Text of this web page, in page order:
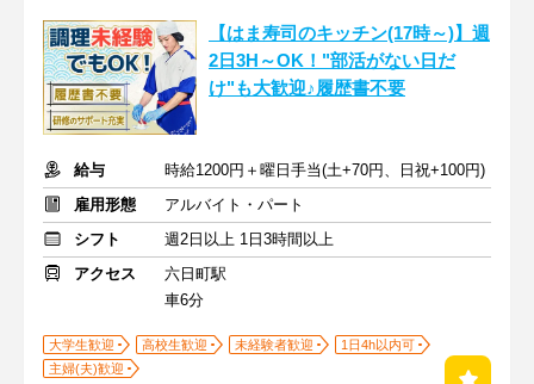
【はま寿司のキッチン(17時～)】週
2日3H～OK！"部活がない日だ
け"も大歓迎♪履歴書不要
給与
時給1200円＋曜日手当(土+70円、日祝+100円)
雇用形態
アルバイト・パート
シフト
週2日以上 1日3時間以上
アクセス
六日町駅
車6分
大学生歓迎 高校生歓迎 未経験者歓迎
1日4h以内可
主婦(夫)歓迎